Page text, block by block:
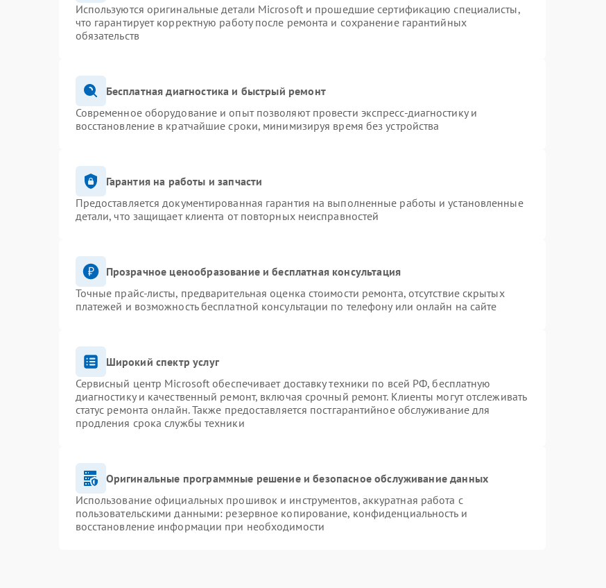
Используются оригинальные детали Microsoft и прошедшие сертификацию специалисты,
что гарантирует корректную работу после ремонта и сохранение гарантийных
обязательств
Бесплатная диагностика и быстрый ремонт
Современное оборудование и опыт позволяют провести экспресс-диагностику и
восстановление в кратчайшие сроки, минимизируя время без устройства
Гарантия на работы и запчасти
Предоставляется документированная гарантия на выполненные работы и установленные
детали, что защищает клиента от повторных неисправностей
Прозрачное ценообразование и бесплатная консультация
Точные прайс-листы, предварительная оценка стоимости ремонта, отсутствие скрытых
платежей и возможность бесплатной консультации по телефону или онлайн на сайте
Широкий спектр услуг
Сервисный центр Microsoft обеспечивает доставку техники по всей РФ, бесплатную
диагностику и качественный ремонт, включая срочный ремонт. Клиенты могут отслеживать
статус ремонта онлайн. Также предоставляется постгарантийное обслуживание для
продления срока службы техники
Оригинальные программные решение и безопасное обслуживание данных
Использование официальных прошивок и инструментов, аккуратная работа с
пользовательскими данными: резервное копирование, конфиденциальность и
восстановление информации при необходимости